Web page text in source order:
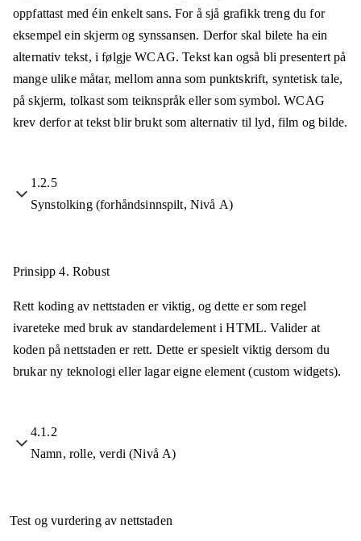
oppfattast med éin enkelt sans. For å sjå grafikk treng du for
eksempel ein skjerm og synssansen. Derfor skal bilete ha ein
alternativ tekst, i følgje WCAG. Tekst kan også bli presentert på
mange ulike måtar, mellom anna som punktskrift, syntetisk tale,
på skjerm, tolkast som teiknspråk eller som symbol. WCAG
krev derfor at tekst blir brukt som alternativ til lyd, film og bilde.
1.2.5
Synstolking (forhåndsinnspilt, Nivå A)
Prinsipp 4. Robust
Rett koding av nettstaden er viktig, og dette er som regel
ivareteke med bruk av standardelement i HTML. Valider at
koden på nettstaden er rett. Dette er spesielt viktig dersom du
brukar ny teknologi eller lagar eigne element (custom widgets).
4.1.2
Namn, rolle, verdi (Nivå A)
Test og vurdering av nettstaden